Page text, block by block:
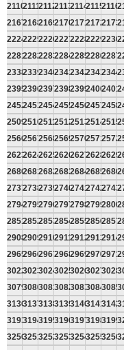
2110211121122113211421152116
2167216821692170217121722173
2224222522262227222822292230
2281228222832284228522862287
2338233923402341234223432344
2395239623972398239924002401
2452245324542455245624572458
2509251025112512251325142515
2566256725682569257025712572
2623262426252626262726282629
2680268126822683268426852686
2737273827392740274127422743
2794279527962797279827992800
2851285228532854285528562857
2908290929102911291229132914
2965296629672968296929702971
3022302330243025302630273028
3079308030813082308330843085
3136313731383139314031413142
3193319431953196319731983199
3250325132523253325432553256